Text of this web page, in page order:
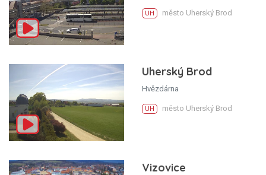
UH město Uherský Brod
Uherský Brod
Hvězdárna
UH město Uherský Brod
Vizovice